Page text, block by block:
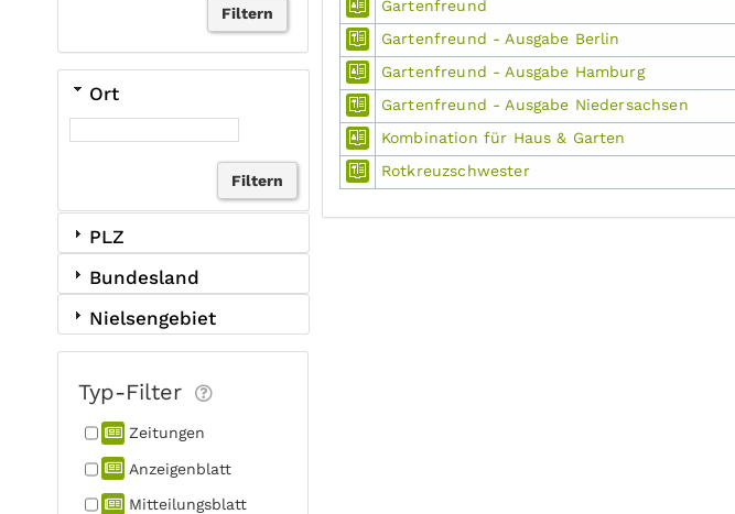
Ort
PLZ
Bundesland
Nielsengebiet
Typ-Filter
Zeitungen
Anzeigen­blatt
Mitteilungs­blatt
Gartenfreund
Gartenfreund - Ausgabe Berlin
Gartenfreund - Ausgabe Hamburg
Gartenfreund - Ausgabe Niedersachsen
Kombination für Haus & Garten
Rotkreuzschwester